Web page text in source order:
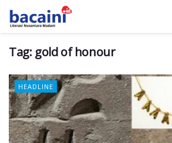
Tag: gold of honour
HEADLINE